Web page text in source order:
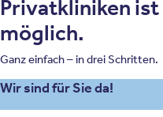
Privatkliniken ist
möglich.
Ganz einfach – in drei Schritten.
Wir sind für Sie da!